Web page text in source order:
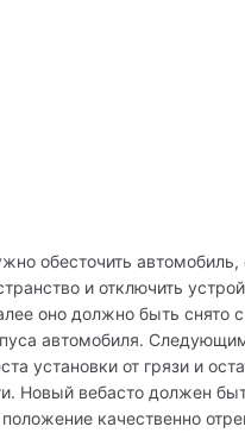
обесточить автомобиль,
и отключить
оно должно быть снято
автомобиля.
установки от грязи и
Новый вебасто должен
качественно